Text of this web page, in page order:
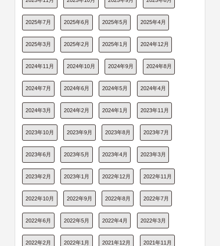
2025年7月 2025年6月 2025年5月 2025年4月
2025年3月 2025年2月 2025年1月 2024年12月
2024年11月 2024年10月 2024年9月 2024年8月
2024年7月 2024年6月 2024年5月 2024年4月
2024年3月 2024年2月 2024年1月 2023年11月
2023年10月 2023年9月 2023年8月 2023年7月
2023年6月 2023年5月 2023年4月 2023年3月
2023年2月 2023年1月 2022年12月 2022年11月
2022年10月 2022年9月 2022年8月 2022年7月
2022年6月 2022年5月 2022年4月 2022年3月
2022年2月 2022年1月 2021年12月 2021年11月